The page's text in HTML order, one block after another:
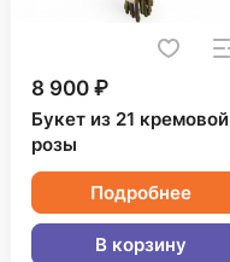
8 900 ₽
Букет из 21 кремовой
розы
Подробнее
В корзину